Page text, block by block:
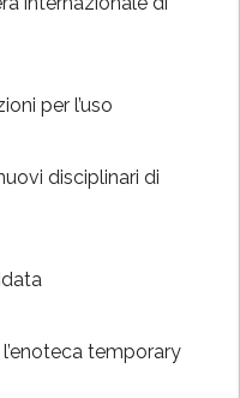
per l’uso
disciplinari di
temporary